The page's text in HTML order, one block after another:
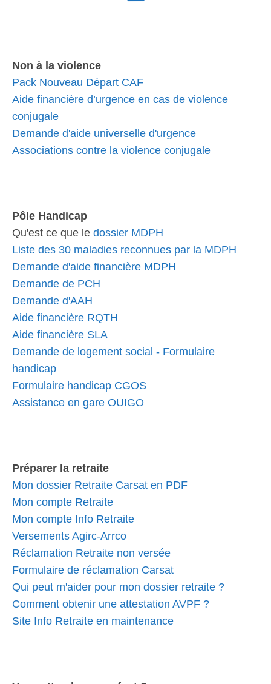
Non à la violence
Pack Nouveau Départ CAF
Aide financière d’urgence en cas de violence
conjugale
Demande d'aide universelle d'urgence
Associations contre la violence conjugale
Pôle Handicap
Qu'est ce que le dossier MDPH
Liste des 30 maladies reconnues par la MDPH
Demande d'aide financière MDPH
Demande de PCH
Demande d'AAH
Aide financière RQTH
Aide financière SLA
Demande de logement social - Formulaire
handicap
Formulaire handicap CGOS
Assistance en gare OUIGO
Préparer la retraite
Mon dossier Retraite Carsat en PDF
Mon compte Retraite
Mon compte Info Retraite
Versements Agirc-Arrco
Réclamation Retraite non versée
Formulaire de réclamation Carsat
Qui peut m'aider pour mon dossier retraite ?
Comment obtenir une attestation AVPF ?
Site Info Retraite en maintenance